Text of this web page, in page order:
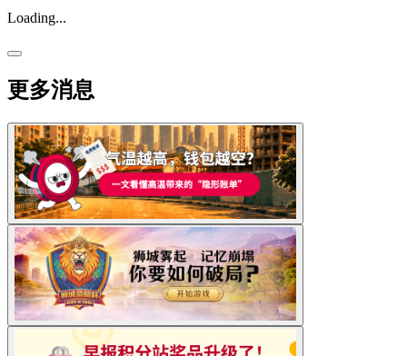
Loading...
更多消息